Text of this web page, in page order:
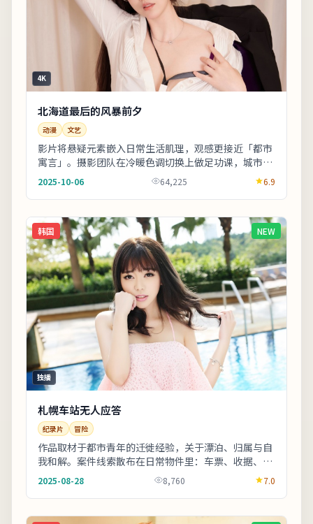
4K
北海道最后的风暴前夕
动漫 文艺
影片将悬疑元素嵌入日常生活肌理，观感更接近「都市
寓言」。摄影团队在冷暖色调切换上做足功课，城市霓
虹与陋巷昏灯对比鲜明。友情提示：部分镜头闪烁较
快...
2025-10-06 64,225 6.9
韩国 NEW
独播
札幌车站无人应答
纪录片 冒险
作品取材于都市青年的迁徙经验，关于漂泊、归属与自
我和解。案件线索散布在日常物件里：车票、收据、旧
照片皆可能成为钥匙。若你对东亚都市题材感兴趣，
本...
2025-08-28 8,760 7.0